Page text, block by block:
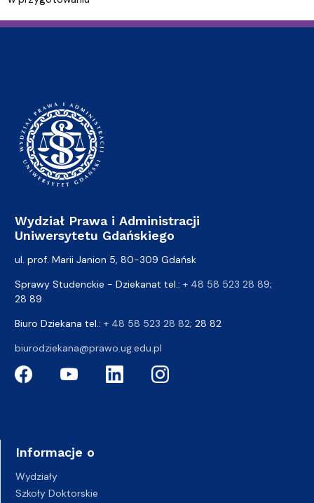
Wydział Prawa i Administracji
Uniwersytetu Gdańskiego
ul. prof. Marii Janion 5, 80-309 Gdańsk
Sprawy Studenckie - Dziekanat tel.: + 48 58 523 28 89;
28 89
Biuro Dziekana tel.: + 48 58 523 28 82; 28 82
biurodziekana@prawo.ug.edu.pl
Informacje o
Wydziały
Szkoły Doktorskie